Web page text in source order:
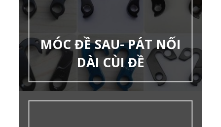
MÓC ĐỀ SAU- PÁT NỐI
DÀI CÙI ĐỀ